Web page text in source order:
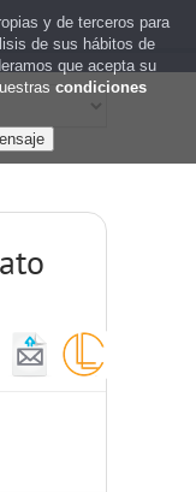
y de terceros para
de sus hábitos de
que acepta su
condiciones